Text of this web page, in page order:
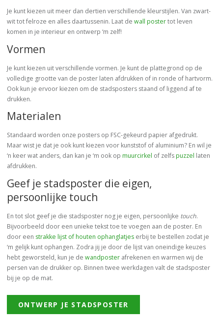
Je kunt kiezen uit meer dan dertien verschillende kleurstijlen. Van zwart-
wit tot felroze en alles daartussenin. Laat de wall postertot leven
komen in je interieur en ontwerp ‘m zelf!
Vormen
Je kunt kiezen uit verschillende vormen. Je kunt de plattegrond op de
volledige grootte van de poster laten afdrukken of in ronde of hartvorm.
Ook kun je ervoor kiezen om de stadsposters staand of liggend af te
drukken.
Materialen
Standaard worden onze posters op FSC-gekeurd papier afgedrukt.
Maar wist je dat je ook kunt kiezen voor kunststof of aluminium? En wil je
‘n keer wat anders, dan kan je ‘m ook op muurcirkel of zelfspuzzel laten
afdrukken.
Geef je stadsposter die eigen,
persoonlijke touch
En tot slot geef je die stadsposter nog je eigen, persoonlijke touch.
Bijvoorbeeld door een unieke tekst toe te voegen aan de poster. En
door een strakke lijst of houten ophanglatjes erbij te bestellen zodat je
‘m gelijk kunt ophangen. Zodra jij je door de lijst van oneindige keuzes
hebt geworsteld, kun je de wandposter afrekenen en warmen wij de
persen van de drukker op. Binnen twee werkdagen valt de stadsposter
bij je op de mat.
ONTWERP JE STADSPOSTER